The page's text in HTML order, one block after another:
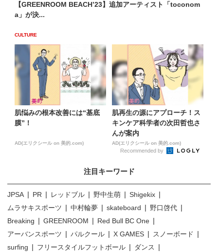
【GREENROOM BEACHʼ23】追加アーティスト「toconom
a」が決...
CULTURE
肌悩みの根本改善には“基底
膜”！
AD(エリクシール on 美的.com)
肌再生の源にアプローチ！ス
キンケア科学者の次田哲也さ
んが案内
AD(エリクシール on 美的.com)
Recommended by
注目キーワード
JPSA PR レッドブル 野中生萌
Shigekix
ムラサキスポーツ
中村輪夢 skateboard
野口啓代
Breaking
GREENROOM
Red Bull BC One
アーバンスポーツ
パルクール X GAMES
スノーボード
surfing
フリースタイルフットボール
ダンス